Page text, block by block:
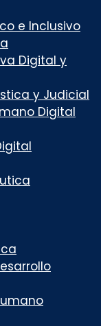
e Inclusivo
Digital y
y Judicial
Digital